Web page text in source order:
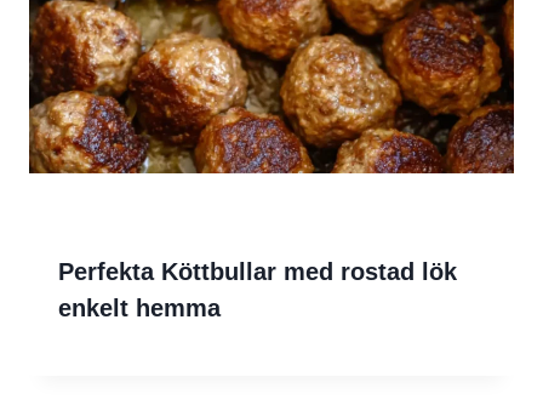
Perfekta Köttbullar med rostad lök
enkelt hemma